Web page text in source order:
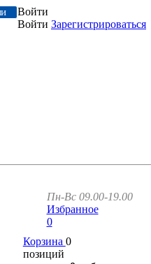
Войти
Войти Зарегистрироваться
Пн-Вс 09.00-19.00
Избранное
0
Корзина 0
позиций